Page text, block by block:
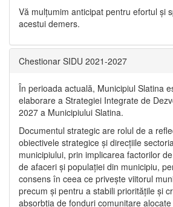
Vă mulţumim anticipat pentru efortul şi
acestui demers.
Chestionar SIDU 2021-2027
În perioada actuală, Municipiul Slatina
elaborare a Strategiei Integrate de
2027 a Municipiului Slatina.
Documentul strategic are rolul de a
obiectivele strategice și direcțiile
municipiului, prin implicarea factorilor
de afaceri și populației din municipiu,
consens în ceea ce privește viitorul
precum și pentru a stabili prioritățile și
absorbția de fonduri comunitare